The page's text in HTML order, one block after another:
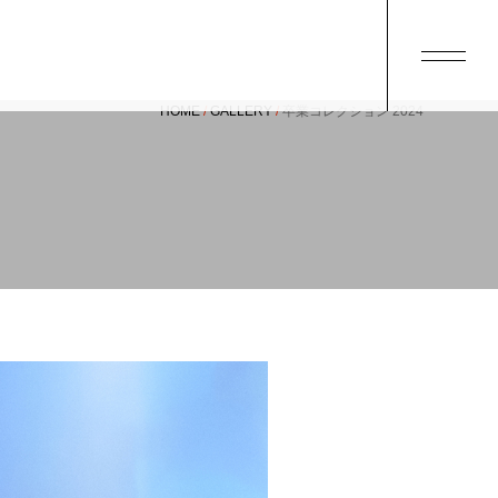
HOME GALLERY 卒業コレクション 2024